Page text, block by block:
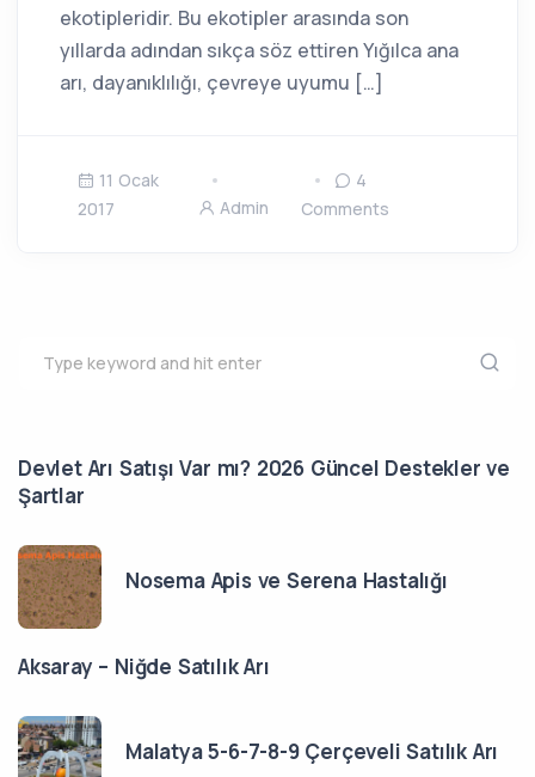
ekotipleridir. Bu ekotipler arasında son
yıllarda adından sıkça söz ettiren Yığılca ana
arı, dayanıklılığı, çevreye uyumu […]
11 Ocak
2017
Admin
4
Comments
Devlet Arı Satışı Var mı? 2026 Güncel Destekler ve
Şartlar
Nosema Apis ve Serena Hastalığı
Aksaray – Niğde Satılık Arı
Malatya 5-6-7-8-9 Çerçeveli Satılık Arı